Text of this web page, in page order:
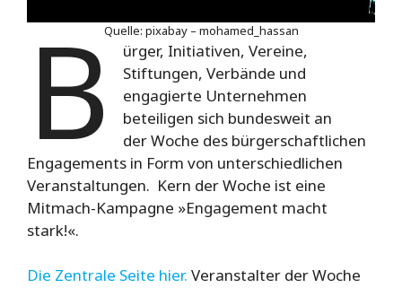
Quelle: pixabay – mohamed_hassan
B
ürger, Initiativen, Vereine,
Stiftungen, Verbände und
engagierte Unternehmen
beteiligen sich bundesweit an
der Woche des bürgerschaftlichen
Engagements in Form von unterschiedlichen
Veranstaltungen. Kern der Woche ist eine
Mitmach-Kampagne »Engagement macht
stark!«.
Die Zentrale Seite hier. Veranstalter der Woche